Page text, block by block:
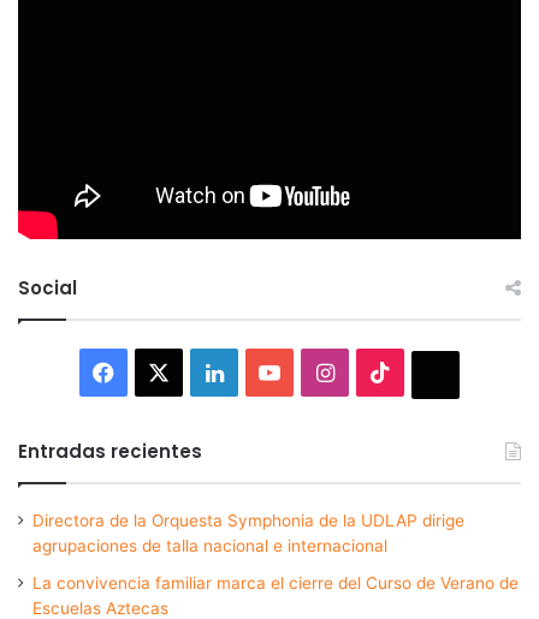
Social
Facebook LinkedInYouTubeInstagram
Entradas recientes
Directora de la Orquesta Symphonia de la UDLAP dirige
agrupaciones de talla nacional e internacional
La convivencia familiar marca el cierre del Curso de Verano de
Escuelas Aztecas